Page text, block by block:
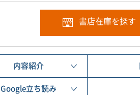
書店在庫を探す
内容紹介
Google立ち読み